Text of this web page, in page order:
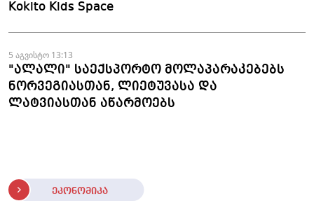
Kokito Kids Space
5 აგვისტო 13:13
"ალალი" საექსპორტო მოლაპარაკებებს
ნორვეგიასთან, ლიეტუვასა და
ლატვიასთან აწარმოებს
ეკონომიკა